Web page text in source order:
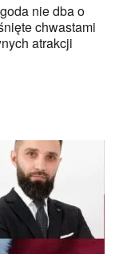
nie dba o
chwastami
atrakcji